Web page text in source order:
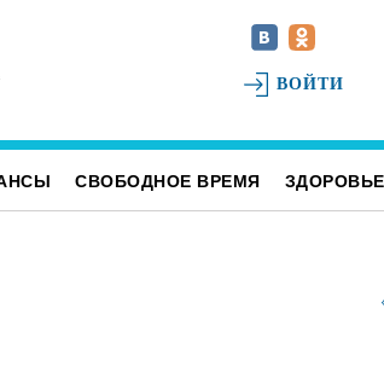
На улице Локомотивной в пятницу отключат
ВОЙТИ
СВОБОДНОЕ ВРЕМЯ ЗДОРОВЬЕ